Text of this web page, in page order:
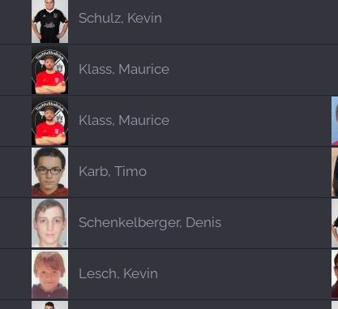
Schulz, Kevin
Klass, Maurice
Klass, Maurice
Karb, Timo
Schenkelberger, Denis
Lesch, Kevin